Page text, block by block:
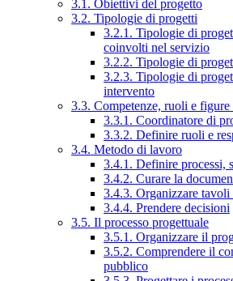
3.1. Obiettivi del progetto
3.2. Tipologie di progetti
3.2.1. Tipologie di
coinvolti nel servizio
3.2.2. Tipologie di
3.2.3. Tipologie di
intervento
3.3. Competenze, ruoli e
3.3.1. Coordinatore di
3.3.2. Definire ruoli e
3.4. Metodo di lavoro
3.4.1. Definire processi,
3.4.2. Curare la
3.4.3. Organizzare
3.4.4. Prendere decisioni
3.5. Il processo progettuale
3.5.1. Organizzare il
3.5.2. Comprendere il
pubblico